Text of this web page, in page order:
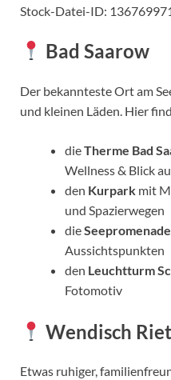
Stock-Datei-ID:
Bad Saarow
Der bekannteste Ort am
und kleinen Läden. Hier
dieTherme Bad
Wellness & Blick
den Kurpark mit
und Spazierwegen
dieSeepromenade
Aussichtspunkten
den Leuchtturm
Fotomotiv
Wendisch
Etwas ruhiger,